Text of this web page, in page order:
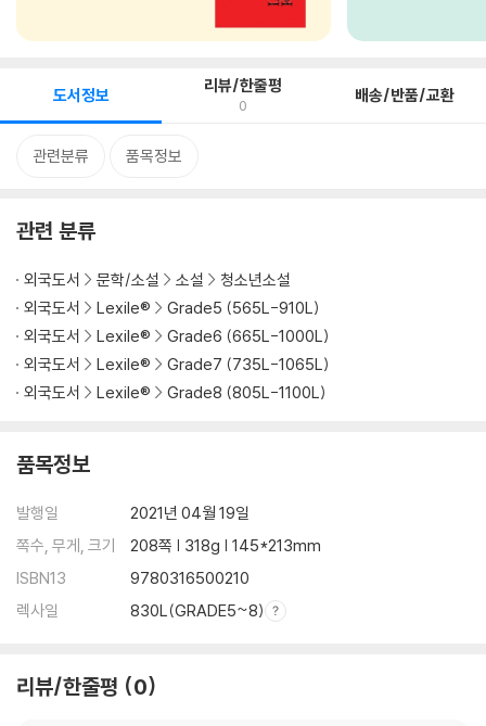
도서정보 리뷰/한줄평
0 배송/반품/교환
관련분류 품목정보
관련 분류
외국도서 문학/소설 소설
청소년소설
외국도서
Lexile®
Grade5 (565L-910L)
외국도서
Lexile®
Grade6 (665L-1000L)
외국도서
Lexile®
Grade7 (735L-1065L)
외국도서
Lexile® Grade8 (805L-1100L)
품목정보
발행일
2021년 04월 19일
쪽수, 무게, 크기
208쪽 | 318g | 145*213mm
ISBN13
9780316500210
렉사일
830L(GRADE5~8)
리뷰/한줄평 0